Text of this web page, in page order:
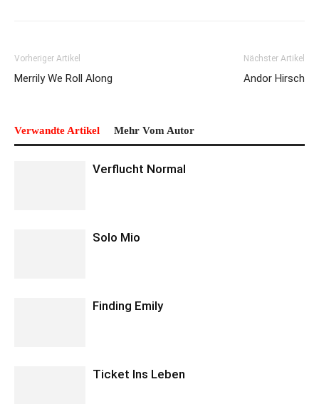
Vorheriger Artikel
Merrily We Roll Along
Nächster Artikel
Andor Hirsch
Verwandte Artikel Mehr Vom Autor
Verflucht Normal
Solo Mio
Finding Emily
Ticket Ins Leben